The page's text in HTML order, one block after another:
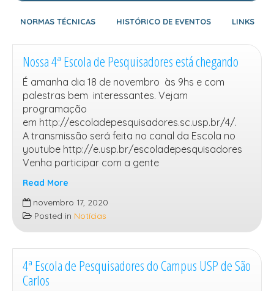
NORMAS TÉCNICAS HISTÓRICO DE EVENTOS LINKS
Nossa 4ª Escola de Pesquisadores está chegando
É amanha dia 18 de novembro às 9hs e com
palestras bem interessantes. Vejam
programação
em http://escoladepesquisadores.sc.usp.br/4/.
A transmissão será feita no canal da Escola no
youtube http://e.usp.br/escoladepesquisadores
Venha participar com a gente
Read More
Nossa
4ª
Escola
de
Pesquisadores
está
chegando
novembro 17, 2020
Posted in Notícias
4ª Escola de Pesquisadores do Campus USP de São
Carlos